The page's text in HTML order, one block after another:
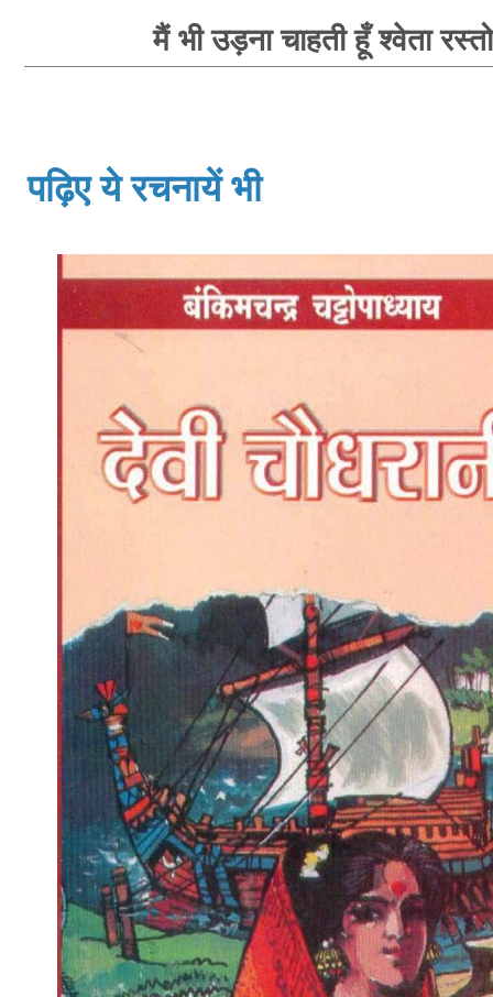
मैं भी उड़ना चाहती हूँ श्वेता
पढ़िए ये रचनायें भी